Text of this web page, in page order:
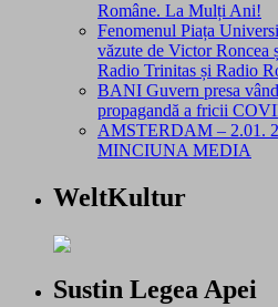
Române. La Mulți Ani!
Fenomenul Piața
văzute de Victor
Radio Trinitas și Radio
BANI Guvern presa
propagandă a fricii
AMSTERDAM – 2.01.
MINCIUNA MEDIA
WeltKultur
Sustin Legea Apei